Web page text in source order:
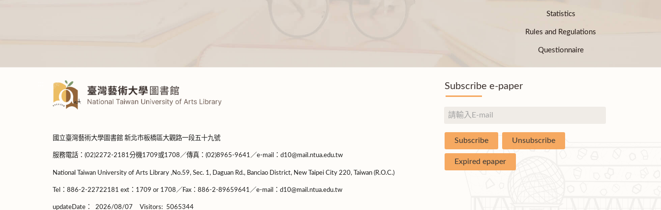
Statistics
Rules and Regulations
Questionnaire
國立臺灣藝術大學圖書館 新北市板橋區大觀路一段五十九號
服務電話：(02)2272-2181分機1709或1708／傳真：(02)8965-9641／e-mail：d10@mail.ntua.edu.tw
National Taiwan University of Arts Library ,No.59, Sec. 1, Daguan Rd., Banciao District, New Taipei City 220, Taiwan (R.O.C.)
Tel：886-2-22722181 ext：1709 or 1708／Fax：886-2-89659641／e-mail：d10@mail.ntua.edu.tw
updateDate： 2026/08/07 Visitors: 5065344
Subscribe e-paper